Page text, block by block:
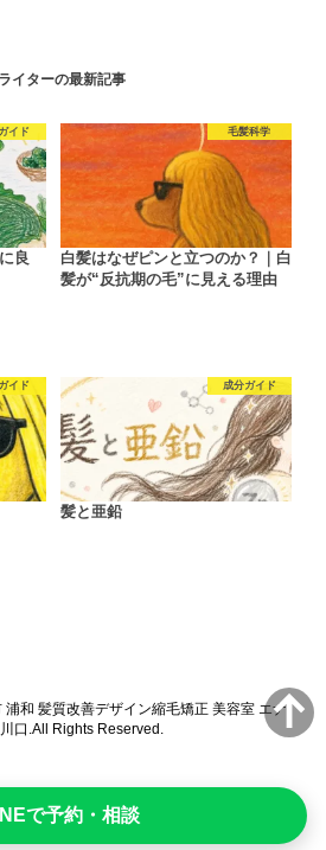
イターの最新記事
イド
良
毛髪科学
白髪はなぜピンと立つのか？｜白
髪が“反抗期の毛”に見える理由
イド 成分ガイド
髪と亜鉛
浦和 髪質改善デザイン縮毛矯正 美容室 エナ
口 .All Rights Reserved.
で予約・相談